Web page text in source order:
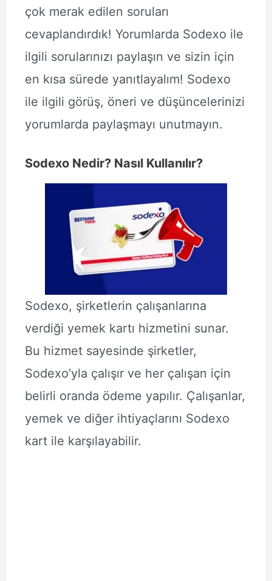
çok merak edilen soruları
cevaplandırdık! Yorumlarda Sodexo ile
ilgili sorularınızı paylaşın ve sizin için
en kısa sürede yanıtlayalım! Sodexo
ile ilgili görüş, öneri ve düşüncelerinizi
yorumlarda paylaşmayı unutmayın.
Sodexo Nedir? Nasıl Kullanılır?
Sodexo, şirketlerin çalışanlarına
verdiği yemek kartı hizmetini sunar.
Bu hizmet sayesinde şirketler,
Sodexo’yla çalışır ve her çalışan için
belirli oranda ödeme yapılır. Çalışanlar,
yemek ve diğer ihtiyaçlarını Sodexo
kart ile karşılayabilir.